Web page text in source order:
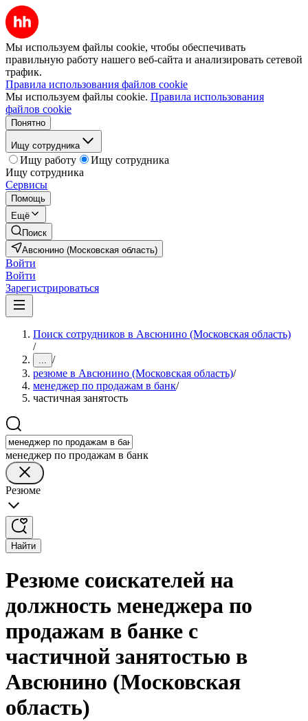
Мы используем файлы cookie, чтобы обеспечивать
правильную работу нашего веб-сайта и анализировать сетевой
трафик.
Правила использования файлов cookie
Мы используем файлы cookie. Правила использования
файлов cookie
Понятно
Ищу сотрудника
Ищу работу
Ищу сотрудника
Ищу сотрудника
Сервисы
Помощь
Ещё
Поиск
Авсюнино (Московская область)
Войти
Войти
Зарегистрироваться
Поиск сотрудников в Авсюнино (Московская область)
/
... /
резюме в Авсюнино (Московская область)/
менеджер по продажам в банк/
частичная занятость
менеджер по продажам в банк
Резюме
Найти
Резюме соискателей на
должность менеджера по
продажам в банке с
частичной занятостью в
Авсюнино (Московская
область)